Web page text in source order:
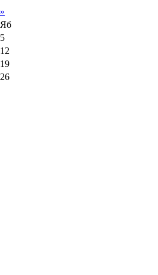
»
Яб
5
12
19
26